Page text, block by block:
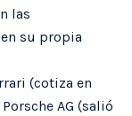
las
su propia
(cotiza en
AG (salió